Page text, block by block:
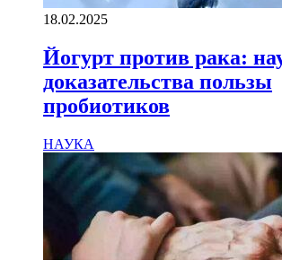
18.02.2025
Йогурт против рака:
доказательства пользы
пробиотиков
НАУКА